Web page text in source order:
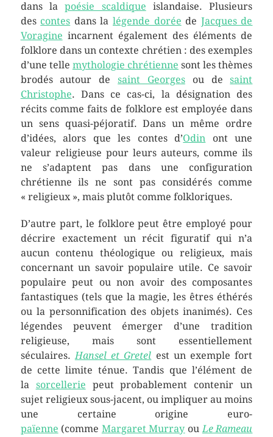
dans lapoésie scaldique islandaise. Plusieurs
des contes dans lalégende dorée de Jacques de
Voragine incarnent également des éléments de
folklore dans un contexte chrétien : des exemples
d’une telle mythologie chrétienne sont les thèmes
brodés autour desaint Georgesou desaint
Christophe. Dans ce cas-ci, la désignation des
récits comme faits de folklore est employée dans
un sens quasi-péjoratif. Dans un même ordre
d’idées, alors que les contes d’Odin ont une
valeur religieuse pour leurs auteurs, comme ils
ne s’adaptent pas dans une configuration
chrétienne ils ne sont pas considérés comme
« religieux », mais plutôt comme folkloriques.
D’autre part, le folklore peut être employé pour
décrire exactement un récit figuratif qui n’a
aucun contenu théologique ou religieux, mais
concernant un savoir populaire utile. Ce savoir
populaire peut ou non avoir des composantes
fantastiques (tels que la magie, les êtres éthérés
ou la personnification des objets inanimés). Ces
légendes peuvent émerger d’une tradition
religieuse, mais sont essentiellement
séculaires.Hansel et Gretel est un exemple fort
de cette limite ténue. Tandis que l’élément de
la sorcellerie peut probablement contenir un
sujet religieux sous-jacent, ou impliquer au moins
une certaine origine euro-
païenne (comme Margaret Murray ouLe Rameau